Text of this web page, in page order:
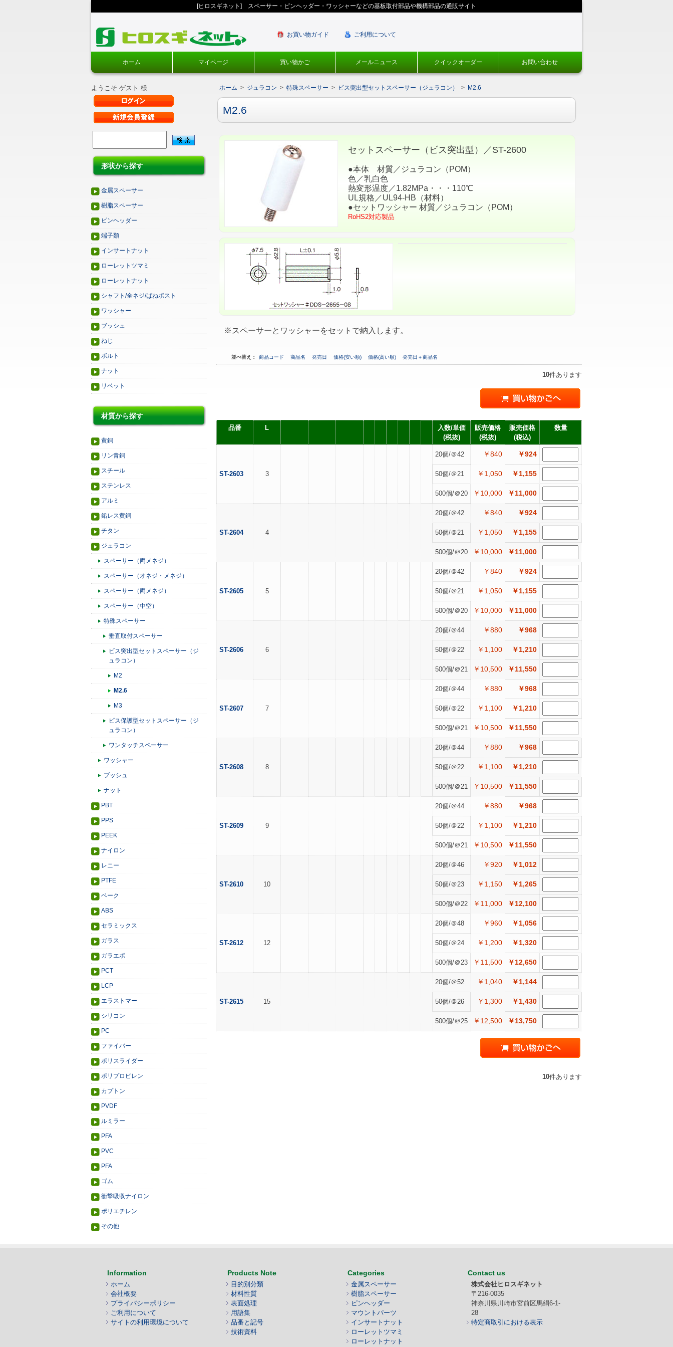
[ヒロスギネット] スペーサー・ピンヘッダー・ワッシャーなどの基板取付部品や機構部品の通販サイト
お買い物ガイド ご利用について
ホーム マイページ 買い物かご メールニュース クイックオーダー お問い合わせ
ようこそ ゲスト 様
形状から探す
金属スペーサー
樹脂スペーサー
ピンヘッダー
端子類
インサートナット
ローレットツマミ
ローレットナット
シャフト/全ネジ/ばねポスト
ワッシャー
ブッシュ
ねじ
ボルト
ナット
リベット
材質から探す
黄銅
リン青銅
スチール
ステンレス
アルミ
鉛レス黄銅
チタン
ジュラコン
スペーサー（両メネジ）
スペーサー（オネジ・メネジ）
スペーサー（両メネジ）
スペーサー（中空）
特殊スペーサー
垂直取付スペーサー
ビス突出型セットスペーサー（ジ
ュラコン）
M2
M2.6
M3
ビス保護型セットスペーサー（ジ
ュラコン）
ワンタッチスペーサー
ワッシャー
ブッシュ
ナット
PBT
PPS
PEEK
ナイロン
レニー
PTFE
ベーク
ABS
セラミックス
ガラス
ガラエポ
PCT
LCP
エラストマー
シリコン
PC
ファイバー
ポリスライダー
ポリプロピレン
カプトン
PVDF
ルミラー
PFA
PVC
PFA
ゴム
衝撃吸収ナイロン
ポリエチレン
その他
ホーム > ジュラコン > 特殊スペーサー > ビス突出型セットスペーサー（ジュラコン） > M2.6
M2.6
セットスペーサー（ビス突出型）／ST-2600
●本体 材質／ジュラコン（POM）
色／乳白色
熱変形温度／1.82MPa・・・110℃
UL規格／UL94-HB（材料）
●セットワッシャー 材質／ジュラコン（POM）
RoHS2対応製品
※スペーサーとワッシャーをセットで納入します。
並べ替え： 商品コード 商品名 発売日 価格(安い順) 価格(高い順) 発売日＋商品名
10件あります
品番 L
入数/単価
(税抜)
販売価格
(税抜)
販売価格
(税込)
数量
ST-2603 3
20個/＠42 ￥840 ￥924
50個/＠21 ￥1,050 ￥1,155
500個/＠20 ￥10,000 ￥11,000
ST-2604 4
20個/＠42 ￥840 ￥924
50個/＠21 ￥1,050 ￥1,155
500個/＠20 ￥10,000 ￥11,000
ST-2605 5
20個/＠42 ￥840 ￥924
50個/＠21 ￥1,050 ￥1,155
500個/＠20 ￥10,000 ￥11,000
ST-2606 6
20個/＠44 ￥880 ￥968
50個/＠22 ￥1,100 ￥1,210
500個/＠21 ￥10,500 ￥11,550
ST-2607 7
20個/＠44 ￥880 ￥968
50個/＠22 ￥1,100 ￥1,210
500個/＠21 ￥10,500 ￥11,550
ST-2608 8
20個/＠44 ￥880 ￥968
50個/＠22 ￥1,100 ￥1,210
500個/＠21 ￥10,500 ￥11,550
ST-2609 9
20個/＠44 ￥880 ￥968
50個/＠22 ￥1,100 ￥1,210
500個/＠21 ￥10,500 ￥11,550
ST-2610 10
20個/＠46 ￥920 ￥1,012
50個/＠23 ￥1,150 ￥1,265
500個/＠22 ￥11,000 ￥12,100
ST-2612 12
20個/＠48 ￥960 ￥1,056
50個/＠24 ￥1,200 ￥1,320
500個/＠23 ￥11,500 ￥12,650
ST-2615 15
20個/＠52 ￥1,040 ￥1,144
50個/＠26 ￥1,300 ￥1,430
500個/＠25 ￥12,500 ￥13,750
10件あります
Information
ホーム
会社概要
プライバシーポリシー
ご利用について
サイトの利用環境について
Products Note
目的別分類
材料性質
表面処理
用語集
品番と記号
技術資料
Categories
金属スペーサー
樹脂スペーサー
ピンヘッダー
マウントパーツ
インサートナット
ローレットツマミ
ローレットナット
Contact us
株式会社ヒロスギネット
〒216-0035
神奈川県川崎市宮前区馬絹6-1-
28
特定商取引における表示